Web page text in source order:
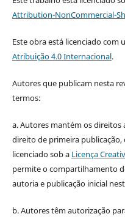
Attribution-NonCommercial-
Este obra está licenciado com
Atribuição 4.0 Internacional.
Autores que publicam nesta
termos:
a. Autores mantém os direitos
direito de primeira
licenciado sob a Licença
permite o compartilhamento
autoria e publicação inicial
b. Autores têm autorização